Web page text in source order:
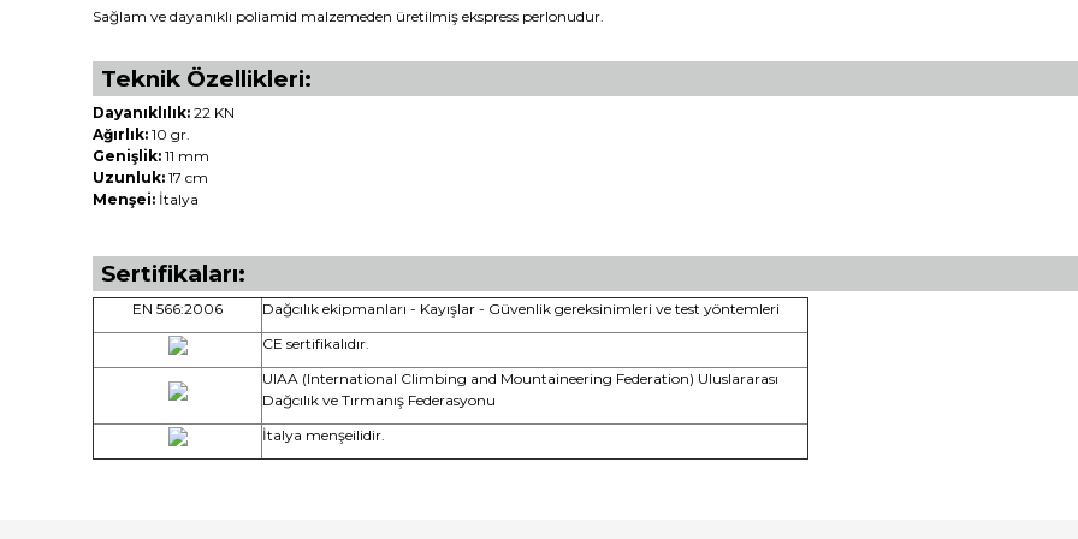
Sağlam ve dayanıklı poliamid malzemeden üretilmiş ekspress perlonudur.
Teknik Özellikleri:
Dayanıklılık: 22 KN
Ağırlık: 10 gr.
Genişlik: 11 mm
Uzunluk: 17 cm
Menşei: İtalya
Sertifikaları:
EN 566:2006
Dağcılık ekipmanları - Kayışlar - Güvenlik gereksinimleri ve test yöntemleri
CE sertifikalıdır.
UIAA (International Climbing and Mountaineering Federation) Uluslararası
Dağcılık ve Tırmanış Federasyonu
İtalya menşeilidir.